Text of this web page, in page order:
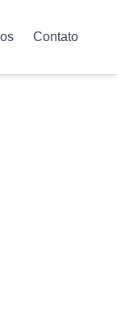
Contato